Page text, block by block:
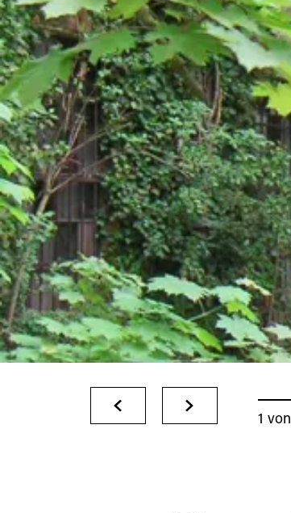
Glasschleife Münchshofen 1 von